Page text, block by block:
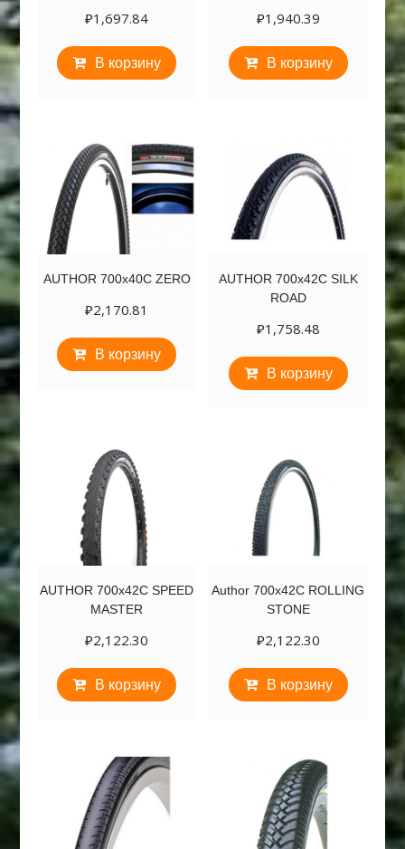
₽1,697.84
В корзину
₽1,940.39
В корзину
AUTHOR 700х40C ZERO
₽2,170.81
В корзину
AUTHOR 700х42C SILK
ROAD
₽1,758.48
В корзину
AUTHOR 700х42C SPEED
MASTER
₽2,122.30
В корзину
Author 700х42С ROLLING
STONE
₽2,122.30
В корзину